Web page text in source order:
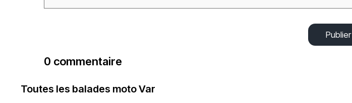
Publier
0 commentaire
Toutes les balades moto Var